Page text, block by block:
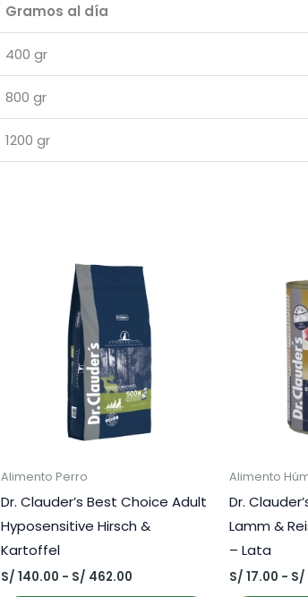
Gramos al día
400 gr
800 gr
1200 gr
Alimento Perro
Dr. Clauder’s Best Choice Adult
Hyposensitive Hirsch &
Kartoffel
S/ 140.00 - S/ 462.00Rango
Alimento
Dr.
Lamm &
– Lata
S/ 17.00 - S/